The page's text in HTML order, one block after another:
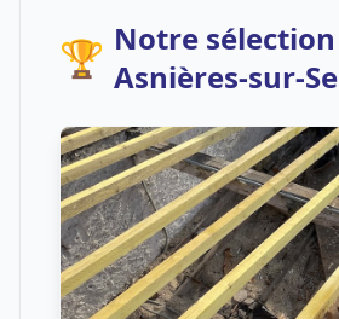
🏆 Notre sélection
Asnières-sur-